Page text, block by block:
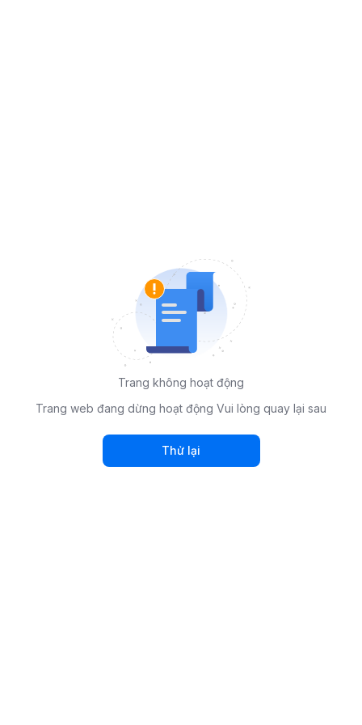
Trang không hoạt động
Trang web đang dừng hoạt động Vui lòng quay lại sau
Thử lại